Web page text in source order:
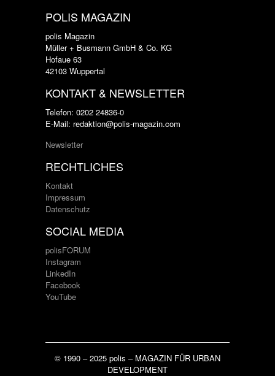
POLIS MAGAZIN
polis Magazin
Müller + Busmann GmbH & Co. KG
Hofaue 63
42103 Wuppertal
KONTAKT & NEWSLETTER
Telefon: 0202 24836-0
E-Mail: redaktion@polis-magazin.com
Newsletter
RECHTLICHES
Kontakt
Impressum
Datenschutz
SOCIAL MEDIA
polisFORUM
Instagram
LinkedIn
Facebook
YouTube
© 1990 – 2025 polis – MAGAZIN FÜR URBAN
DEVELOPMENT